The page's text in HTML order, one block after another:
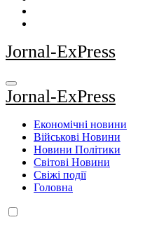
Jornal-ExPress
Jornal-ExPress
Економічні новини
Військові Новини
Новини Політики
Світові Новини
Свіжі події
Головна